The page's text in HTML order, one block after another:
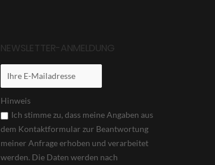
NEWSLETTER-ANMELDUNG
Hinweis
Ich stimme zu, dass meine Angaben aus
dem Kontaktformular zur Beantwortung
meiner Anfrage erhoben und verarbeitet
werden. Die Daten werden nach